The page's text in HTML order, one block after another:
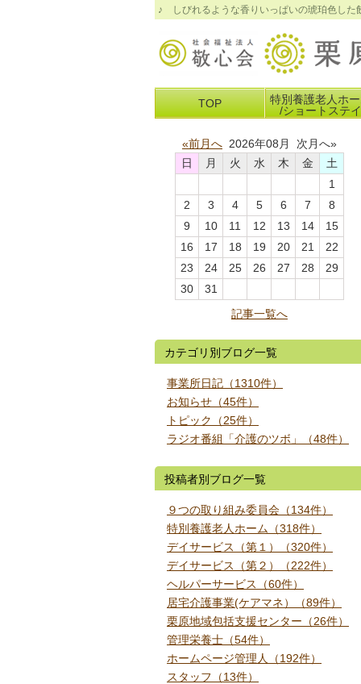
♪ しびれるような香りいっぱいの琥珀色した
TOP
特別養護老人ホ
/ショートステイ
«前月へ 2026年08月 次月へ»
日
月 火 水 木 金
土
1
2
3 4 5 6 7
8
9
10 11 12 13 14
15
16
17 18 19 20 21
22
23
24 25 26 27 28
29
30
31
記事一覧へ
カテゴリ別ブログ一覧
事業所日記（1310件）
お知らせ（45件）
トピック（25件）
ラジオ番組「介護のツボ」（48件）
投稿者別ブログ一覧
９つの取り組み委員会（134件）
特別養護老人ホーム（318件）
デイサービス（第１）（320件）
デイサービス（第２）（222件）
ヘルパーサービス（60件）
居宅介護事業(ケアマネ）（89件）
栗原地域包括支援センター（26件）
管理栄養士（54件）
ホームページ管理人（192件）
スタッフ（13件）